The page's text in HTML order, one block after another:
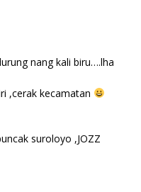
nang kali biru….lha
,cerak kecamatan
suroloyo ,JOZZ